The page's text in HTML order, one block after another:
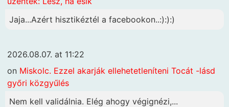
Jaja...Azért hisztikéztél a facebookon..:):):)
2026.08.07. at 11:22
on Miskolc. Ezzel akarják ellehetetleníteni Tocát -lásd
győri közgyűlés
Nem kell validálnia. Elég ahogy végignézi,...